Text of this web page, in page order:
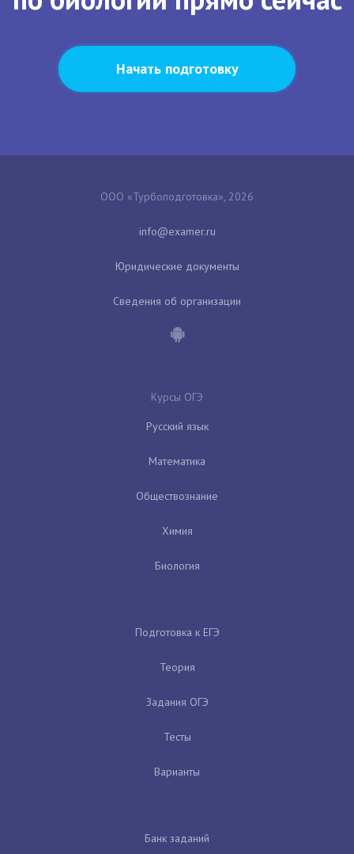
Начать подготовку
ООО «Турбоподготовка», 2026
Юридические документы
Сведения об организации
Курсы ОГЭ
Русский язык
Математика
Обществознание
Химия
Биология
Подготовка к ЕГЭ
Теория
Задания ОГЭ
Тесты
Варианты
Банк заданий